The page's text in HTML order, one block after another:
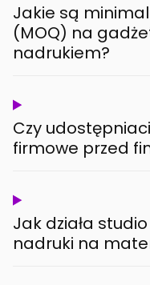
Jakie są
(MOQ) na
nadrukiem?
Czy
firmowe przed
Jak działa
nadruki na